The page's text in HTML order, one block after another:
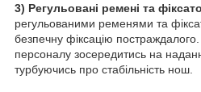
3) Регульовані ремені та
регульованими ременями та
безпечну фіксацію
персоналу зосередитись на
турбуючись про стабільність нош.